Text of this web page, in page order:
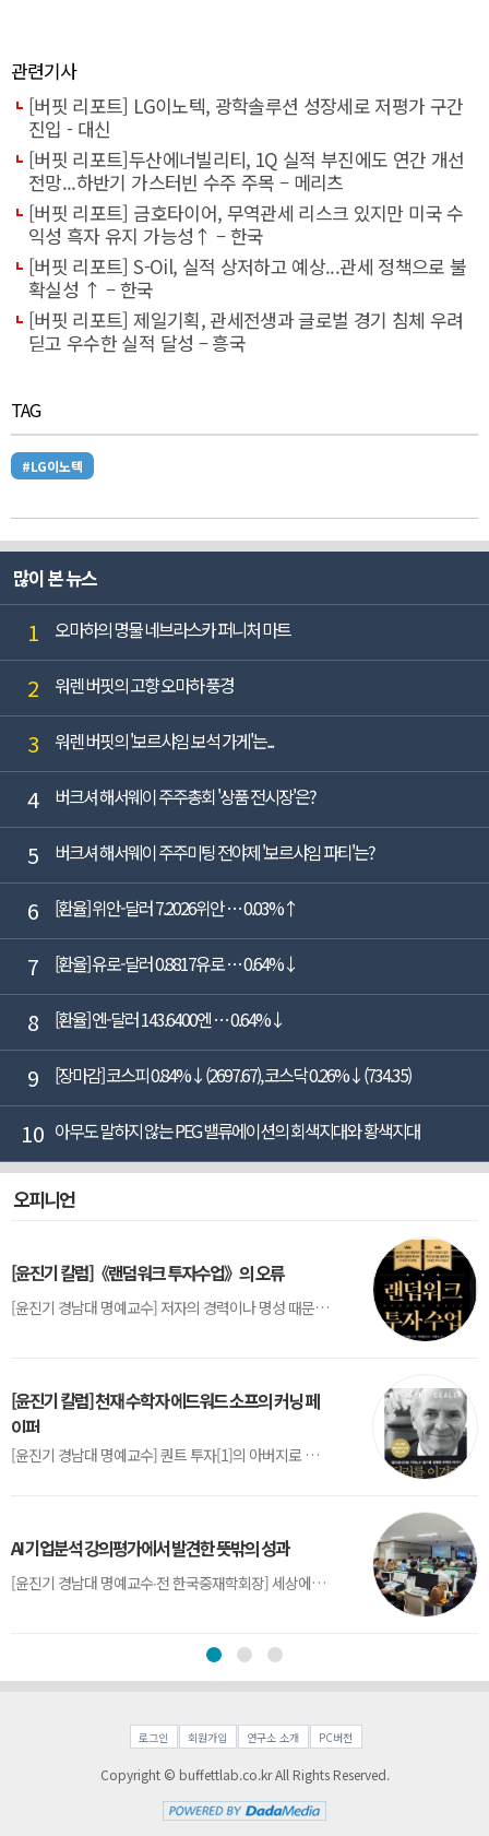
관련기사
[버핏 리포트] LG이노텍, 광학솔루션 성장세로 저평가 구간
진입 - 대신
[버핏 리포트]두산에너빌리티, 1Q 실적 부진에도 연간 개선
전망...하반기 가스터빈 수주 주목 – 메리츠
[버핏 리포트] 금호타이어, 무역관세 리스크 있지만 미국 수
익성 흑자 유지 가능성↑ – 한국
[버핏 리포트] S-Oil, 실적 상저하고 예상...관세 정책으로 불
확실성 ↑ – 한국
[버핏 리포트] 제일기획, 관세전생과 글로벌 경기 침체 우려
딛고 우수한 실적 달성 – 흥국
TAG
#LG이노텍
많이 본 뉴스
1 오마하의 명물 네브라스카 퍼니처 마트
2 워렌 버핏의 고향 오마하 풍경
3 워렌 버핏의 '보르샤임 보석 가게'는...
4 버크셔 해서웨이 주주총회 '상품 전시장'은?
5 버크셔 해서웨이 주주미팅 전야제 '보르샤임 파티'는?
6 [환율] 위안-달러 7.2026위안 … 0.03%↑
7 [환율] 유로-달러 0.8817유로 … 0.64%↓
8 [환율] 엔-달러 143.6400엔 … 0.64%↓
9 [장마감] 코스피 0.84%↓(2697.67), 코스닥 0.26%↓(734.35)
10 아무도 말하지 않는 PEG 밸류에이션의 회색지대와 황색지대
오피니언
[윤진기 칼럼]《랜덤워크 투자수업》의 오류
[윤진기 경남대 명예교수] 저자의 경력이나 명성 때문인지 2020년에 번역 출판된 《랜덤워크 투자수업》(A Random Walk Down Wall Street) 12판은 표지부터가 거창하다. ‘45년간 12번 개정하며 철저히 검증한 투자서’, ‘전문가 부럽지 않은 투자 감각을 길러주는 위대한 투자지침서’ 라는 은빛 광고문구로 독자를 유혹한다.[1] 출판 50주...
[윤진기 칼럼] 천재 수학자 에드워드 소프의 커닝 페
이퍼
[윤진기 경남대 명예교수] 퀀트 투자[1]의 아버지로 불리는 에드워드 소프(Edward O. Thorp)는 수학계에서 천재로 알려진 인물이다. 그는 수학자이지만, 투자 업계에도 여러 가지 흥미로운 일화를 남겼다.수학을 이용하여 카지노를 이길 수 있는지가 궁금했던 그는 동료 교수가 소개해 준 블랙잭(Blackjack) 전략의 핵심을 손바닥 크기의 종이에 요...
AI 기업분석 강의평가에서 발견한 뜻밖의 성과
[윤진기 경남대 명예교수∙전 한국중재학회장] 세상에는 우연처럼 보이지만 인류의 진보를 이끌어낸 사건들이 있다. 영국의 알렉산더 플레밍(Alexander Fleming)이 곰팡이 핀 페트리 접시(Petri dish)를 버리지 않고[1] 관찰해 페니실린을 발견한 것은 그 대표적 사례다. 무심히 지나쳤다면 결코 없었을 혁신이었다.지난 7월 5일, 필자가 개발한 기업...
로그인 회원가입 연구소 소개 PC버전
Copyright © buffettlab.co.kr All Rights Reserved.